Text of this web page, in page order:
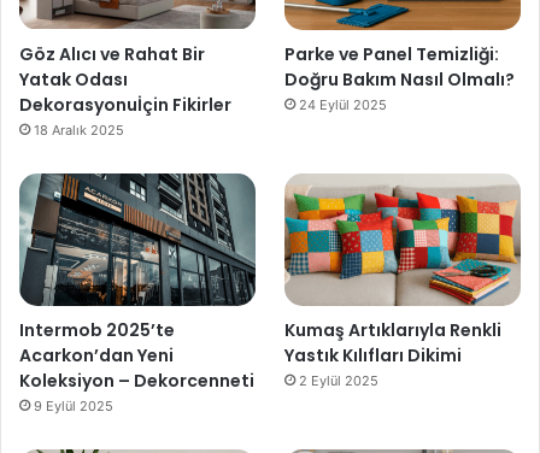
Göz Alıcı ve Rahat Bir
Yatak Odası
Dekorasyonuİçin Fikirler
18 Aralık 2025
Parke ve Panel Temizliği:
Doğru Bakım Nasıl Olmalı?
24 Eylül 2025
Intermob 2025’te
Acarkon’dan Yeni
Koleksiyon – Dekorcenneti
9 Eylül 2025
Kumaş Artıklarıyla Renkli
Yastık Kılıfları Dikimi
2 Eylül 2025